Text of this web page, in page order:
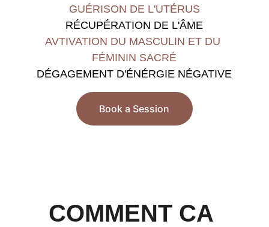
GUÉRISON DE L'UTÉRUS
RÉCUPÉRATION DE L'ÂME
AVTIVATION DU MASCULIN ET DU
FÉMININ SACRÉ
DÉGAGEMENT D'ÉNÉRGIE NÉGATIVE
Book a Session
COMMENT CA